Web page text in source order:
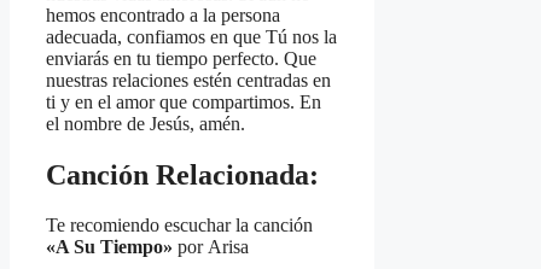
hemos encontrado a la persona
adecuada, confiamos en que Tú nos la
enviarás en tu tiempo perfecto. Que
nuestras relaciones estén centradas en
ti y en el amor que compartimos. En
el nombre de Jesús, amén.
Canción Relacionada:
Te recomiendo escuchar la canción
«A Su Tiempo» por Arisa